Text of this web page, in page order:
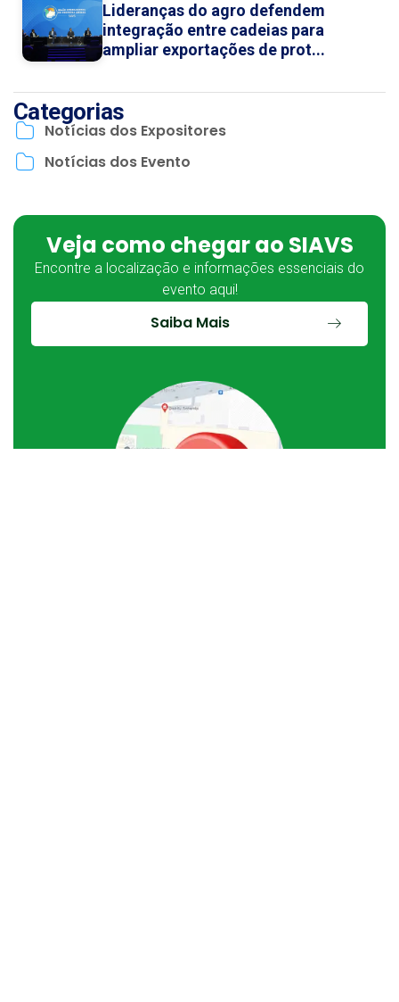
Lideranças do agro defendem
integração entre cadeias para
ampliar exportações de prot...
Categorias
Notícias dos Expositores
Notícias dos Evento
Veja como chegar ao SIAVS
Encontre a localização e informações essenciais do
evento aqui!
Saiba Mais